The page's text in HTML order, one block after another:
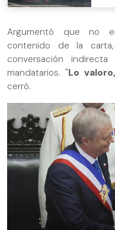
Argumentó que no
contenido de la
conversación
mandatarios. "Lo
cerró.